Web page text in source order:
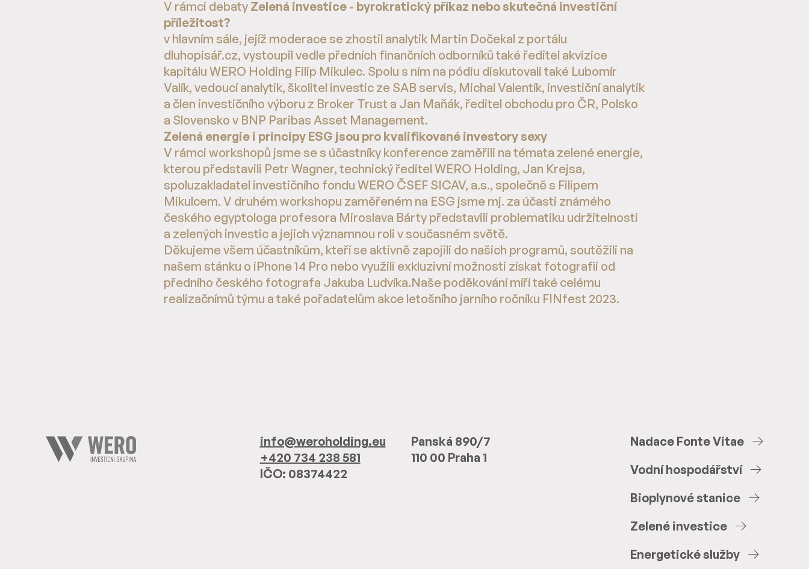
V rámci debaty Zelená investice - byrokratický příkaz nebo skutečná investiční
příležitost?
v hlavním sále, jejíž moderace se zhostil analytik Martin Dočekal z portálu
dluhopisář.cz, vystoupil vedle předních finančních odborníků také ředitel akvizice
kapitálu WERO Holding Filip Mikulec. Spolu s ním na pódiu diskutovali také Lubomír
Valík, vedoucí analytik, školitel investic ze SAB servis, Michal Valentík, investiční analytik
a člen investičního výboru z Broker Trust a Jan Maňák, ředitel obchodu pro ČR, Polsko
a Slovensko v BNP Paribas Asset Management.
Zelená energie i principy ESG jsou pro kvalifikované investory sexy
V rámci workshopů jsme se s účastníky konference zaměřili na témata zelené energie,
kterou představili Petr Wagner, technický ředitel WERO Holding, Jan Krejsa,
spoluzakladatel investičního fondu WERO ČSEF SICAV, a.s., společně s Filipem
Mikulcem. V druhém workshopu zaměřeném na ESG jsme mj. za účasti známého
českého egyptologa profesora Miroslava Bárty představili problematiku udržitelnosti
a zelených investic a jejich významnou roli v současném světě.
Děkujeme všem účastníkům, kteří se aktivně zapojili do našich programů, soutěžili na
našem stánku o iPhone 14 Pro nebo využili exkluzivní možnosti získat fotografii od
předního českého fotografa Jakuba Ludvíka.Naše poděkování míří také celému
realizačnímů týmu a také pořadatelům akce letošního jarního ročníku FINfest 2023.
info@weroholding.eu
+420 734 238 581
IČO: 08374422
Panská 890/7
110 00 Praha 1
Nadace FonteVitae
Vodníhospodářství
Bioplynovéstanice
Zelené investice
Energetickéslužby